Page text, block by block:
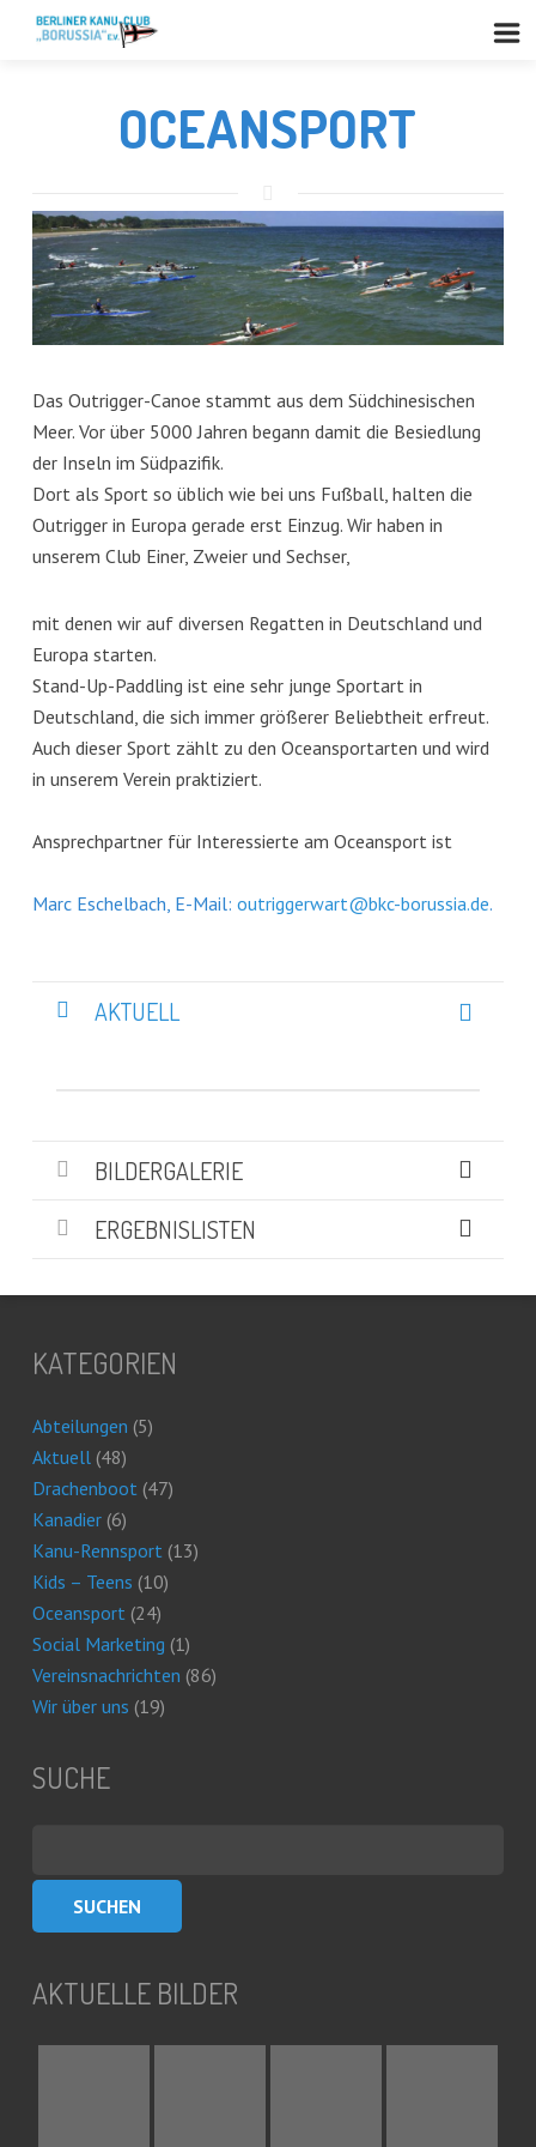
OCEANSPORT
Das Outrigger-Canoe stammt aus dem Südchinesischen
Meer. Vor über 5000 Jahren begann damit die Besiedlung
der Inseln im Südpazifik.
Dort als Sport so üblich wie bei uns Fußball, halten die
Outrigger in Europa gerade erst Einzug. Wir haben in
unserem Club Einer, Zweier und Sechser,
mit denen wir auf diversen Regatten in Deutschland und
Europa starten.
Stand-Up-Paddling ist eine sehr junge Sportart in
Deutschland, die sich immer größerer Beliebtheit erfreut.
Auch dieser Sport zählt zu den Oceansportarten und wird
in unserem Verein praktiziert.
Ansprechpartner für Interessierte am Oceansport ist
Marc Eschelbach, E-Mail: outriggerwart@bkc-borussia.de.
AKTUELL
BILDERGALERIE
ERGEBNISLISTEN
KATEGORIEN
Abteilungen (5)
Aktuell (48)
Drachenboot (47)
Kanadier(6)
Kanu-Rennsport (13)
Kids – Teens (10)
Oceansport (24)
Social Marketing (1)
Vereinsnachrichten (86)
Wir über uns (19)
SUCHE
AKTUELLE BILDER